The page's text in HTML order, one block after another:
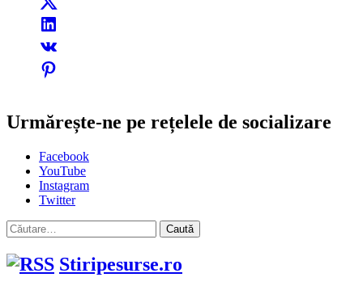
Urmărește-ne pe rețelele de socializare
Facebook
YouTube
Instagram
Twitter
Caută
după:
Stiripesurse.ro